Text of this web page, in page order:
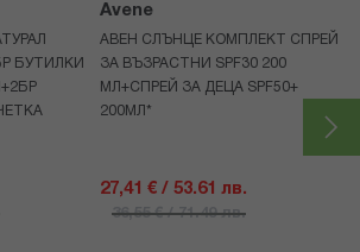
БУТИЛКИ
Avene
АВЕН СЛЪНЦЕ КОМПЛЕКТ СПРЕЙ
ЗА ВЪЗРАСТНИ SPF30 200
МЛ+СПРЕЙ ЗА ДЕЦА SPF50+
200МЛ*
27,41 € / 53.61 лв.
36,55 € / 71.49 лв.